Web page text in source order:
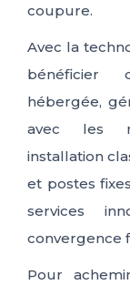
coupure.
Avec la
bénéficier
hébergée,
avec les
installation
et postes
services
convergence
Pour